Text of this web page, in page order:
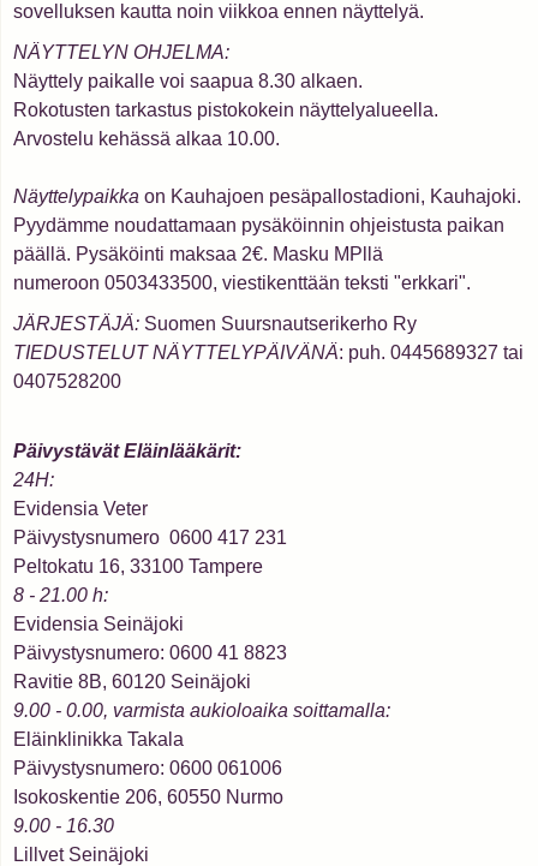
sovelluksen kautta noin viikkoa ennen näyttelyä.
NÄYTTELYN OHJELMA:
Näyttely paikalle voi saapua 8.30 alkaen.
Rokotusten tarkastus pistokokein näyttelyalueella.
Arvostelu kehässä alkaa 10.00.
Näyttelypaikka on Kauhajoen pesäpallostadioni, Kauhajoki.
Pyydämme noudattamaan pysäköinnin ohjeistusta paikan
päällä. Pysäköinti maksaa 2€. Masku MPllä
numeroon 0503433500, viestikenttään teksti "erkkari".
JÄRJESTÄJÄ: Suomen Suursnautserikerho Ry
TIEDUSTELUT NÄYTTELYPÄIVÄNÄ: puh. 0445689327 tai
0407528200
Päivystävät Eläinlääkärit:
24H:
Evidensia Veter
Päivystysnumero 0600 417 231
Peltokatu 16, 33100 Tampere
8 - 21.00 h:
Evidensia Seinäjoki
Päivystysnumero: 0600 41 8823
Ravitie 8B, 60120 Seinäjoki
9.00 - 0.00, varmista aukioloaika soittamalla:
Eläinklinikka Takala
Päivystysnumero: 0600 061006
Isokoskentie 206, 60550 Nurmo
9.00 - 16.30
Lillvet Seinäjoki